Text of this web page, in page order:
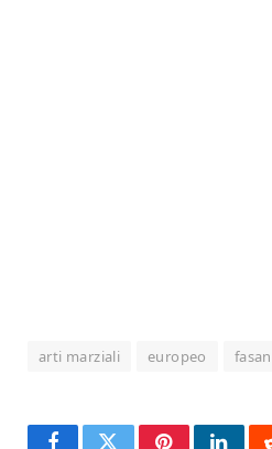
arti marziali europeo